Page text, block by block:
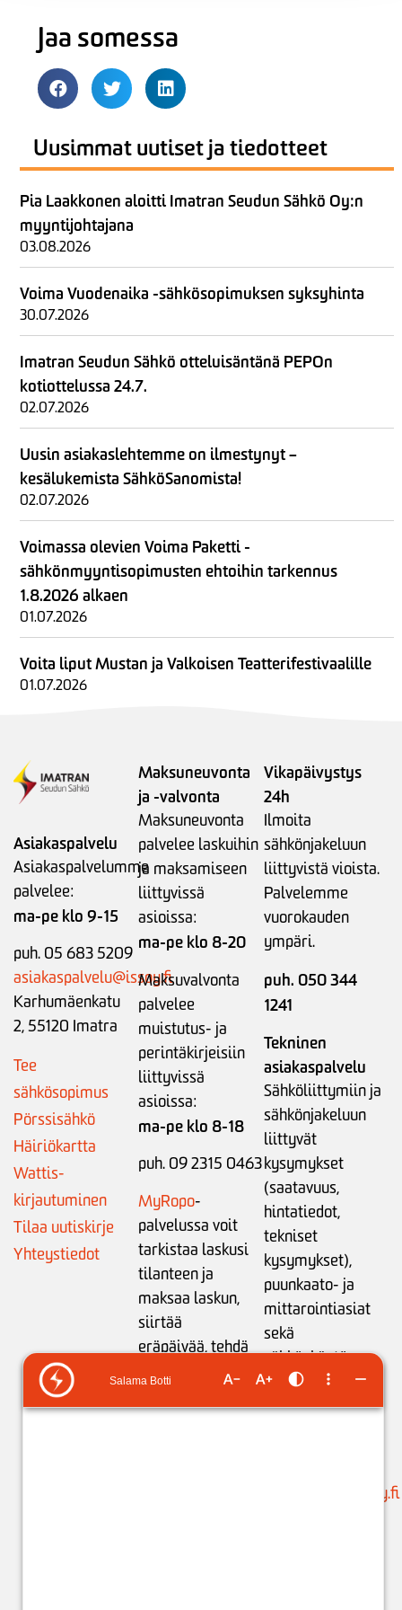
Jaa somessa
Uusimmat uutiset ja tiedotteet
Pia Laakkonen aloitti Imatran Seudun Sähkö Oy:n
myyntijohtajana
03.08.2026
Voima Vuodenaika -sähkösopimuksen syksyhinta
30.07.2026
Imatran Seudun Sähkö otteluisäntänä PEPOn
kotiottelussa 24.7.
02.07.2026
Uusin asiakaslehtemme on ilmestynyt –
kesälukemista SähköSanomista!
02.07.2026
Voimassa olevien Voima Paketti -
sähkönmyyntisopimusten ehtoihin tarkennus
1.8.2026 alkaen
01.07.2026
Voita liput Mustan ja Valkoisen Teatterifestivaalille
01.07.2026
Asiakaspalvelu
Asiakaspalvelumme
palvelee:
ma-pe klo 9-15
puh. 05 683 5209
asiakaspalvelu@issoy.fi
Karhumäenkatu
2, 55120 Imatra
Tee
sähkösopimus
Pörssisähkö
Häiriökartta
Wattis-
kirjautuminen
Tilaa uutiskirje
Yhteystiedot
Maksuneuvonta
ja -valvonta
Maksuneuvonta
palvelee laskuihin
ja maksamiseen
liittyvissä
asioissa:
ma-pe klo 8-20
Maksuvalvonta
palvelee
muistutus- ja
perintäkirjeisiin
liittyvissä
asioissa:
ma-pe klo 8-18
puh. 09 2315 0463
MyRopo-
palvelussa voit
tarkistaa laskusi
tilanteen ja
maksaa laskun,
siirtää
eräpäivää,tehdä
maksusuunnitelman
tilinumeron
Vikapäivystys
24h
Ilmoita
sähkönjakeluun
liittyvistä vioista.
Palvelemme
vuorokauden
ympäri.
puh. 050 344
1241
Tekninen
asiakaspalvelu
Sähköliittymiin ja
sähkönjakeluun
liittyvät
kysymykset
(saatavuus,
hintatiedot,
tekniset
kysymykset),
puunkaato- ja
mittarointiasiat
sekä
sähkönkäytön
neuvonta:
ma-pe klo 9-15
suunnittelu@issoy.fi